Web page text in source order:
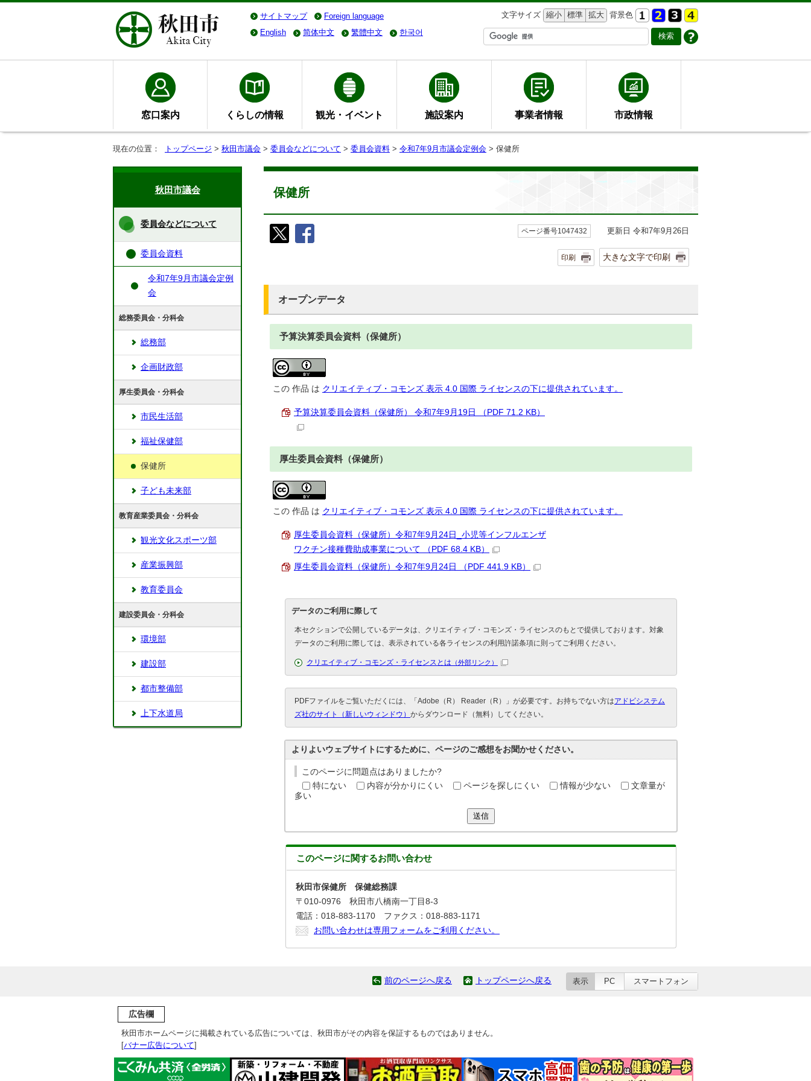
サイトマップ Foreign language 文字サイズ 縮小 標準 拡大 背景色
English
简体中文 繁體中文 한국어
窓口案内 くらしの情報 観光・イベント 施設案内 事業者情報 市政情報
現在の位置： トップページ > 秋田市議会 > 委員会などについて > 委員会資料 > 令和7年9月市議会定例会 > 保健所
保健所
ページ番号1047432 更新日 令和7年9月26日
印刷 大きな文字で印刷
オープンデータ
予算決算委員会資料（保健所）
この 作品 は クリエイティブ・コモンズ 表示 4.0 国際 ライセンスの下に提供されています。
予算決算委員会資料（保健所） 令和7年9月19日 （PDF 71.2 KB）
厚生委員会資料（保健所）
この 作品 は クリエイティブ・コモンズ 表示 4.0 国際 ライセンスの下に提供されています。
厚生委員会資料（保健所）令和7年9月24日_小児等インフルエンザ
ワクチン接種費助成事業について （PDF 68.4 KB）
厚生委員会資料（保健所）令和7年9月24日 （PDF 441.9 KB）
データのご利用に際して
本セクションで公開しているデータは、クリエイティブ・コモンズ・ライセンスのもとで提供しております。対象
データのご利用に際しては、表示されている各ライセンスの利用許諾条項に則ってご利用ください。
クリエイティブ・コモンズ・ライセンスとは （外部リンク）
PDFファイルをご覧いただくには、「Adobe（R） Reader（R）」が必要です。お持ちでない方はアドビシステム
ズ社のサイト（新しいウィンドウ） からダウンロード（無料）してください。
よりよいウェブサイトにするために、ページのご感想をお聞かせください。
このページに問題点はありましたか?
特にない
内容が分かりにくい ページを探しにくい 情報が少ない
文章量が
多い
送信
このページに関するお問い合わせ
秋田市保健所 保健総務課
〒010-0976 秋田市八橋南一丁目8-3
電話：018-883-1170 ファクス：018-883-1171
お問い合わせは専用フォームをご利用ください。
秋田市議会
委員会などについて
委員会資料
令和7年9月市議会定例
会
総務委員会・分科会
総務部
企画財政部
厚生委員会・分科会
市民生活部
福祉保健部
保健所
子ども未来部
教育産業委員会・分科会
観光文化スポーツ部
産業振興部
教育委員会
建設委員会・分科会
環境部
建設部
都市整備部
上下水道局
前のページへ戻る トップページへ戻る 表示 PC スマートフォン
広告欄
秋田市ホームページに掲載されている広告については、秋田市がその内容を保証するものではありません。
[バナー広告について]